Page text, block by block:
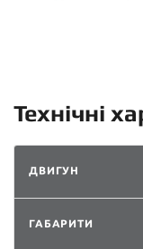
Технічні
ДВИГУН
ГАБАРИТИ